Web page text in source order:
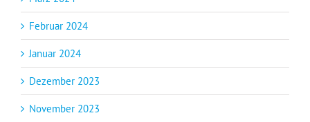
Februar 2024
Januar 2024
Dezember 2023
November 2023